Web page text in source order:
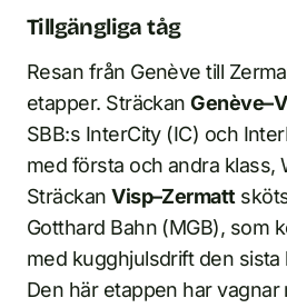
Tillgängliga tåg
Resan från Genève till
etapper. Sträckan
SBB:s InterCity (IC) och
med första och andra klass,
SträckanVisp–Zermatt
Gotthard Bahn (MGB), som
med kugghjulsdrift den sista
Den här etappen har vagnar